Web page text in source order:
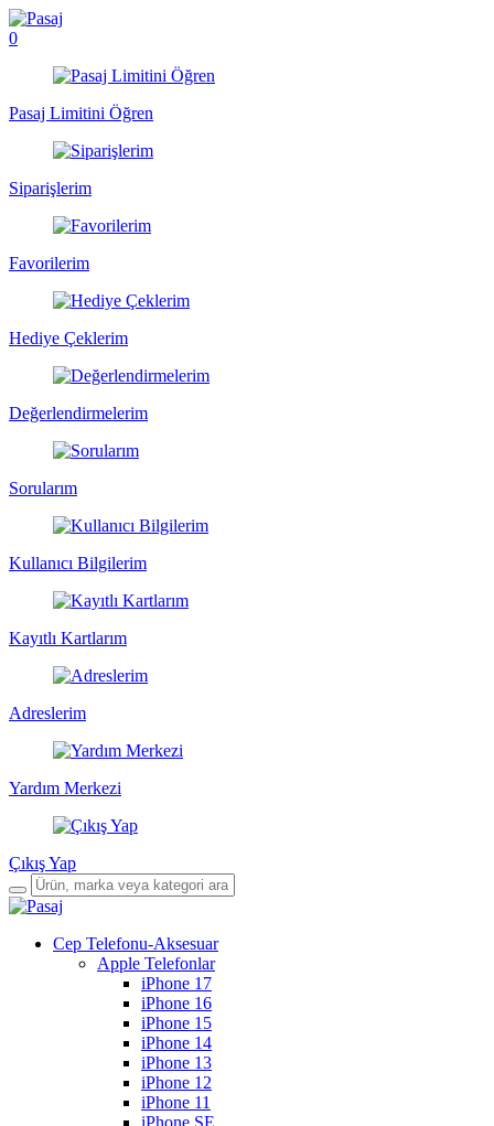
0
Pasaj Limitini Öğren
Siparişlerim
Favorilerim
Hediye Çeklerim
Değerlendirmelerim
Sorularım
Kullanıcı Bilgilerim
Kayıtlı Kartlarım
Adreslerim
Yardım Merkezi
Çıkış Yap
Cep Telefonu-Aksesuar
Apple Telefonlar
iPhone 17
iPhone 16
iPhone 15
iPhone 14
iPhone 13
iPhone 12
iPhone 11
iPhone SE